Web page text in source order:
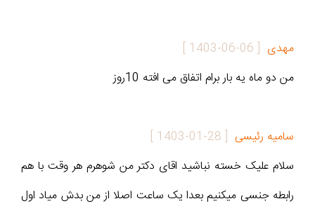
مهدی [
1403-06-06
]
من دو ماه یه بار برام اتفاق می افته 10روز
سامیه رئیسی [
1403-01-28
]
سلام علیک خسته نباشید اقای دکتر من شوهرم هر وقت با هم
رابطه جنسی میکنیم بعدا یک ساعت اصلا از من بدش میاد اول